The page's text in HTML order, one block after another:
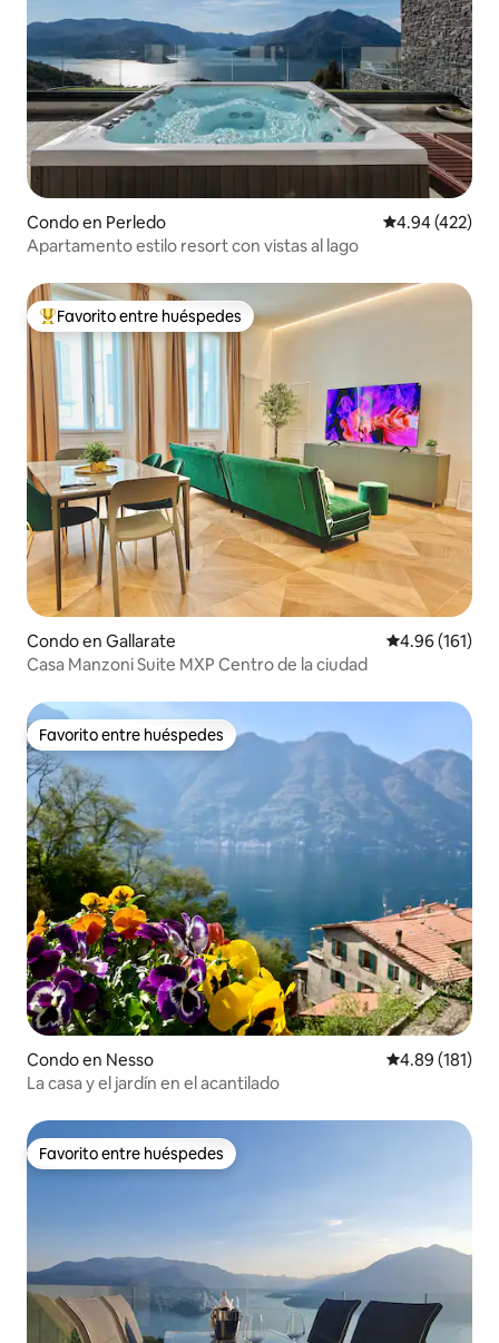
Condo en Perledo Calificación
4.94 (422)
Apartamento estilo resort con vistas al lago
Favorito entre huéspedes preferido
Favorito entre huéspedes
Condo en Gallarate Calificación
4.96 (161)
Casa Manzoni Suite MXP Centro de la ciudad
Favorito entre huéspedes
Favorito entre huéspedes
Condo en Nesso Calificación
4.89 (181)
La casa y el jardín en el acantilado
Favorito entre huéspedes
Favorito entre huéspedes